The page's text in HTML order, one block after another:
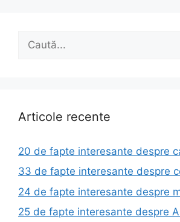
după:
Articole recente
20 de fapte interesante despre
33 de fapte interesante despre
24 de fapte interesante despre
25 de fapte interesante despre